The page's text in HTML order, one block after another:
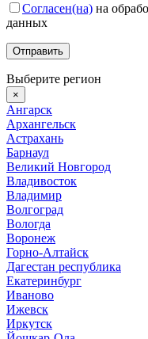
Согласен(на) на
данных
Выберите регион
×
Ангарск
Архангельск
Астрахань
Барнаул
Великий Новгород
Владивосток
Владимир
Волгоград
Вологда
Воронеж
Горно-Алтайск
Дагестан республика
Екатеринбург
Иваново
Ижевск
Иркутск